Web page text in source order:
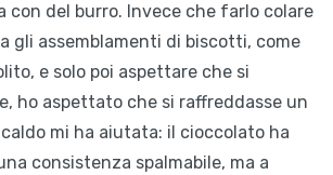
con del burro. Invece che farlo colare
gli assemblamenti di biscotti, come
e solo poi aspettare che si
ho aspettato che si raffreddasse un
caldo mi ha aiutata: il cioccolato ha
consistenza spalmabile, ma a